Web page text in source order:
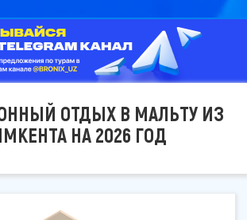
ОТДЫХ В МАЛЬТУ ИЗ
НА 2026 ГОД